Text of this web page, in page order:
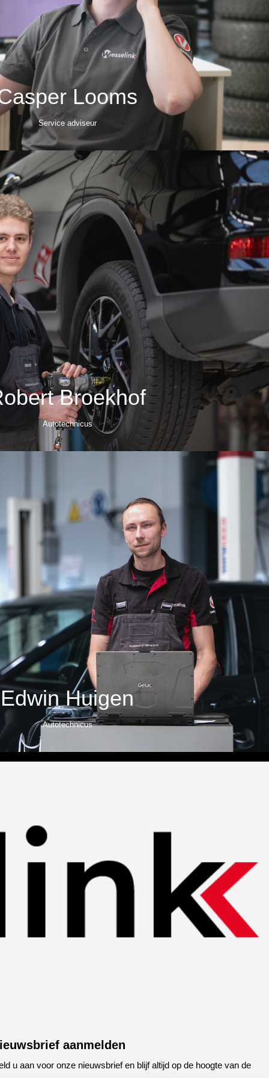
Looms
Service adviseur
Broekhof
Autotechnicus
Edwin Huigen
Autotechnicus
aanmelden
u aan voor onze nieuwsbrief en blijf altijd op de hoogte van de